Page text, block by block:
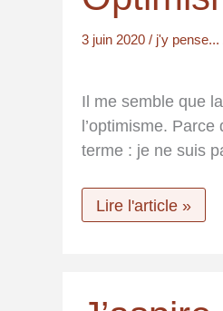
3 juin 2020 / j'y pense...
Il me semble que
l’optimisme.
terme : je ne suis
Optimisme ?
Lire l'article »